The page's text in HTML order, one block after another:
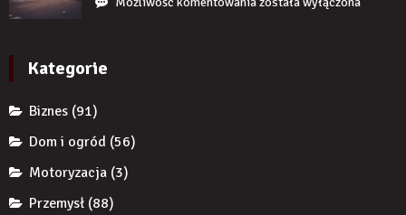
braku
Kategorie
Biznes (91)
Dom i ogród (56)
Motoryzacja (3)
Przemysł (88)